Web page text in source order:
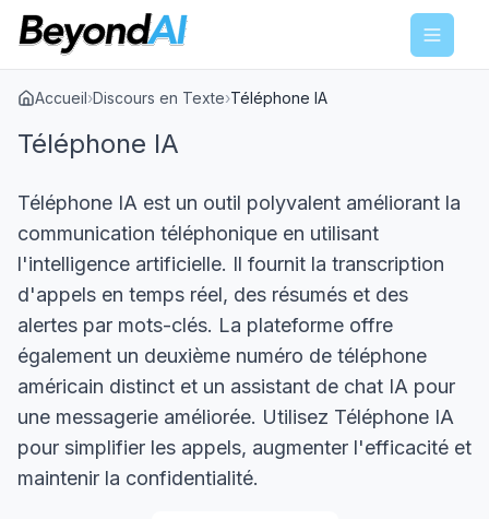
Menu
Accueil›Discours en Texte›Téléphone IA
Téléphone IA
Téléphone IA est un outil polyvalent améliorant la
communication téléphonique en utilisant
l'intelligence artificielle. Il fournit la transcription
d'appels en temps réel, des résumés et des
alertes par mots-clés. La plateforme offre
également un deuxième numéro de téléphone
américain distinct et un assistant de chat IA pour
une messagerie améliorée. Utilisez Téléphone IA
pour simplifier les appels, augmenter l'efficacité et
maintenir la confidentialité.